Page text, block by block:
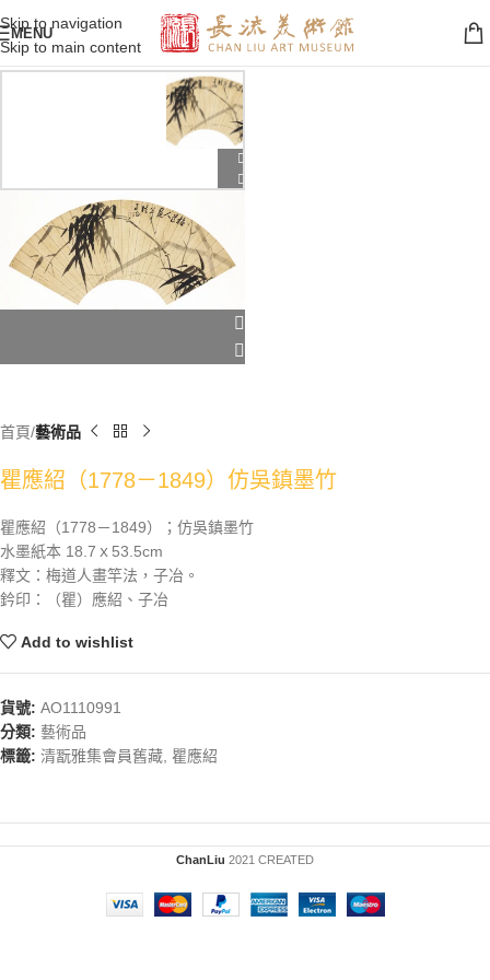
Skip to navigation
Skip to main content
MENU
首頁 藝術品
瞿應紹（1778－1849）仿吳鎮墨竹
瞿應紹（1778－1849）；仿吳鎮墨竹
水墨紙本 18.7ｘ53.5cm
釋文：梅道人畫竿法，子冶。
鈐印：（瞿）應紹、子冶
Add to wishlist
貨號: AO1110991
分類: 藝術品
標籤: 清翫雅集會員舊藏 瞿應紹
ChanLiu 2021 CREATED